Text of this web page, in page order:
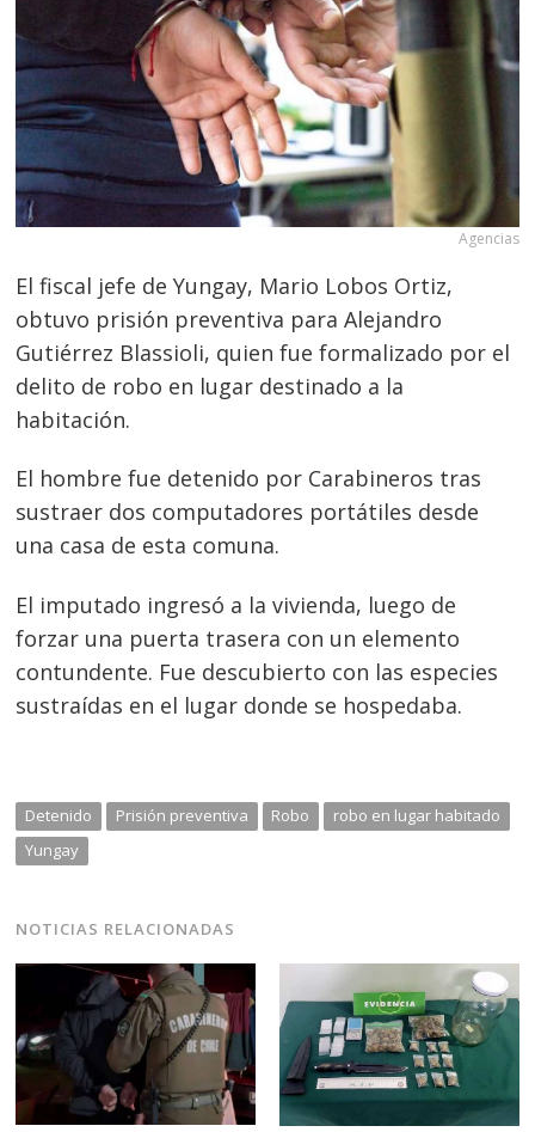
Agencias
El fiscal jefe de Yungay, Mario Lobos Ortiz,
obtuvo prisión preventiva para Alejandro
Gutiérrez Blassioli, quien fue formalizado por el
delito de robo en lugar destinado a la
habitación.
El hombre fue detenido por Carabineros tras
sustraer dos computadores portátiles desde
una casa de esta comuna.
El imputado ingresó a la vivienda, luego de
forzar una puerta trasera con un elemento
contundente. Fue descubierto con las especies
sustraídas en el lugar donde se hospedaba.
Detenido Prisión preventiva Robo
robo en lugar habitado
Yungay
NOTICIAS RELACIONADAS
de
entradas